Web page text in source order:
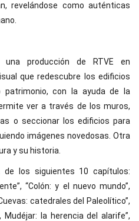
revelándose como auténticas
producción de RTVE en
que redescubre los edificios
con la ayuda de la
ver a través de los muros,
o seccionar los edificios para
imágenes novedosas. Otra
y su historia.
de los siguientes 10 capítulos:
“Colón: y el nuevo mundo”,
catedrales del Paleolítico”,
la herencia del alarife”,